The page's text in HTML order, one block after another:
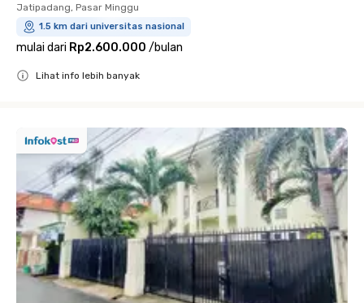
Jatipadang, Pasar Minggu
1.5 km dari universitas nasional
mulai dari Rp2.600.000 /bulan
Lihat info lebih banyak